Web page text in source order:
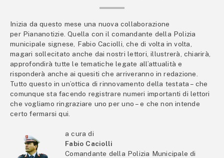
Inizia da questo mese una nuova collaborazione
per Piananotizie. Quella con il comandante della Polizia
municipale signese, Fabio Caciolli, che di volta in volta,
magari sollecitato anche dai nostri lettori, illustrerà, chiarirà,
approfondirà tutte le tematiche legate all’attualità e
risponderà anche ai quesiti che arriveranno in redazione.
Tutto questo in un’ottica di rinnovamento della testata – che
comunque sta facendo registrare numeri importanti di lettori
che vogliamo ringraziare uno per uno – e che non intende
certo fermarsi qui.
a cura di
Fabio Caciolli
Comandante della Polizia Municipale di